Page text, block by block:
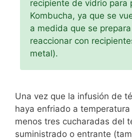
recipiente de vidrio para
Kombucha, ya que se
a medida que se
reaccionar con
metal).
Una vez que la infusión de
haya enfriado a
menos tres cucharadas del
suministrado o entrante